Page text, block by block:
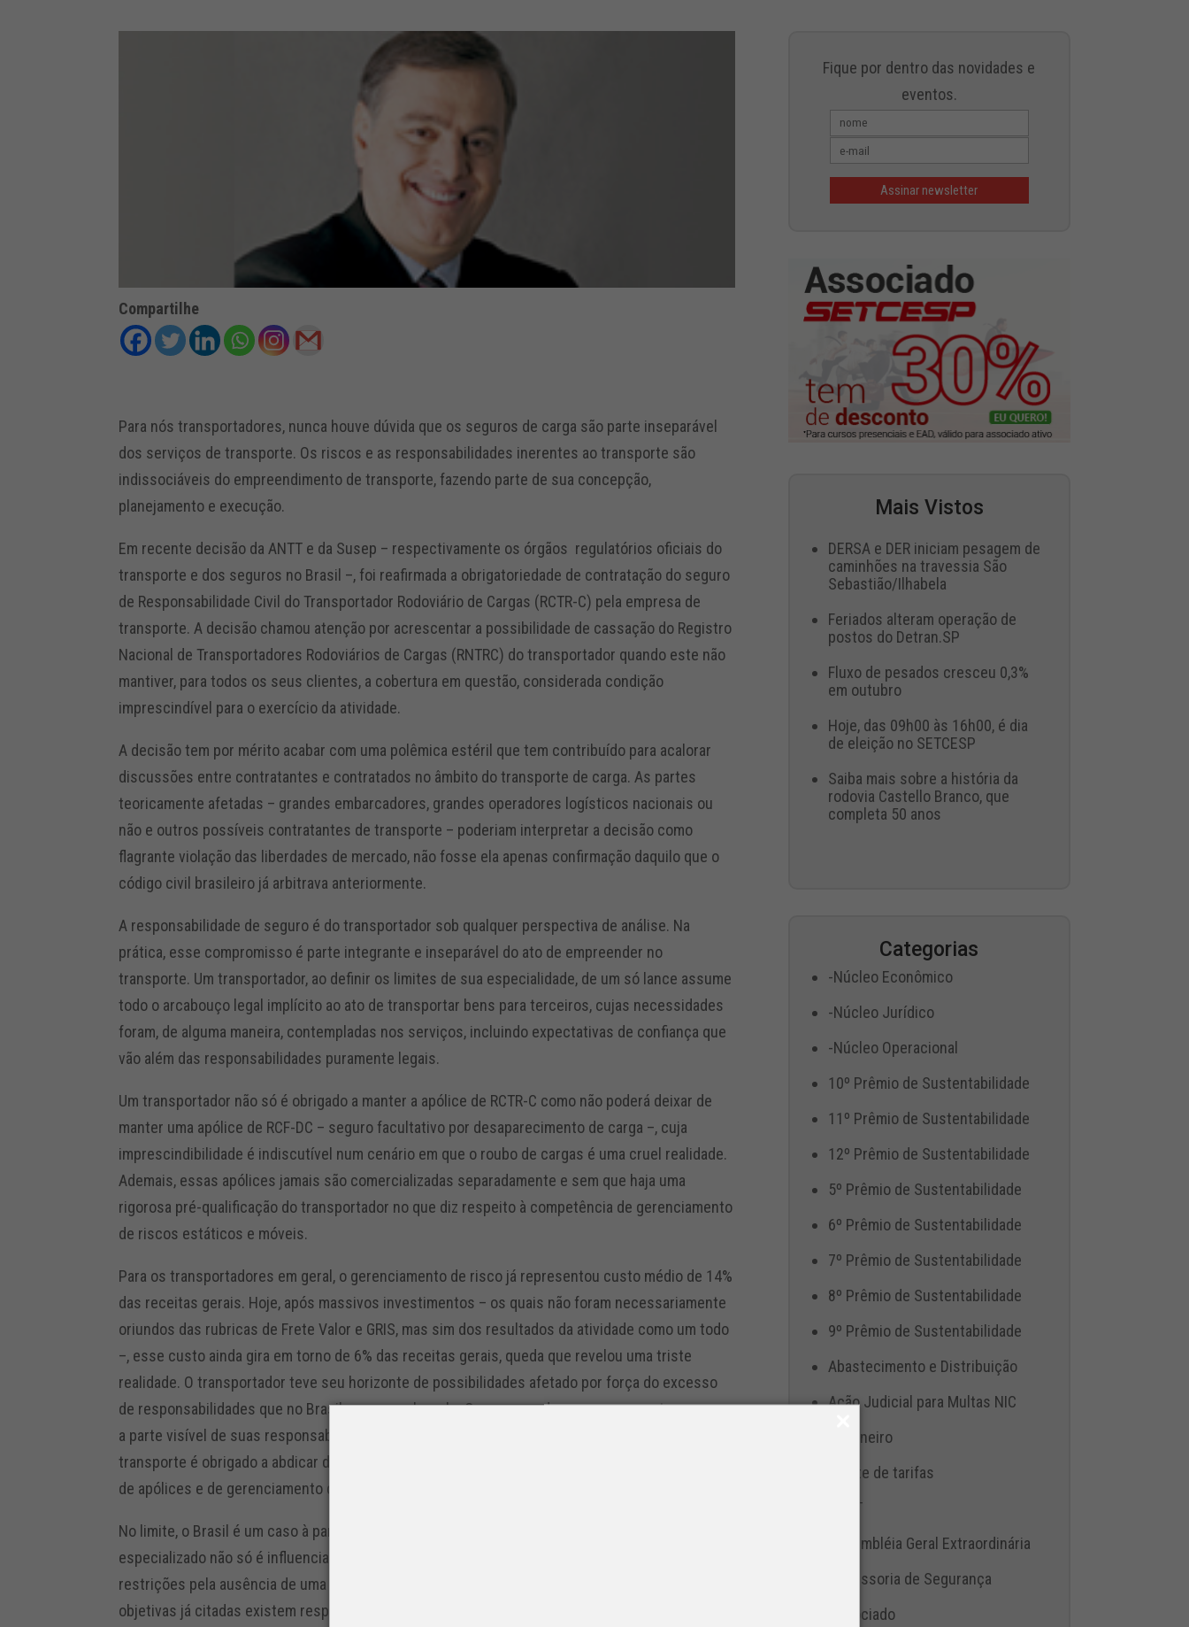
Compartilhe
Para nós transportadores, nunca houve dúvida que os seguros de carga são parte inseparável
dos serviços de transporte. Os riscos e as responsabilidades inerentes ao transporte são
indissociáveis do empreendimento de transporte, fazendo parte de sua concepção,
planejamento e execução.
Em recente decisão da ANTT e da Susep – respectivamente os órgãos regulatórios oficiais do
transporte e dos seguros no Brasil –, foi reafirmada a obrigatoriedade de contratação do seguro
de Responsabilidade Civil do Transportador Rodoviário de Cargas (RCTR-C) pela empresa de
transporte. A decisão chamou atenção por acrescentar a possibilidade de cassação do Registro
Nacional de Transportadores Rodoviários de Cargas (RNTRC) do transportador quando este não
mantiver, para todos os seus clientes, a cobertura em questão, considerada condição
imprescindível para o exercício da atividade.
A decisão tem por mérito acabar com uma polêmica estéril que tem contribuído para acalorar
discussões entre contratantes e contratados no âmbito do transporte de carga. As partes
teoricamente afetadas – grandes embarcadores, grandes operadores logísticos nacionais ou
não e outros possíveis contratantes de transporte – poderiam interpretar a decisão como
flagrante violação das liberdades de mercado, não fosse ela apenas confirmação daquilo que o
código civil brasileiro já arbitrava anteriormente.
A responsabilidade de seguro é do transportador sob qualquer perspectiva de análise. Na
prática, esse compromisso é parte integrante e inseparável do ato de empreender no
transporte. Um transportador, ao definir os limites de sua especialidade, de um só lance assume
todo o arcabouço legal implícito ao ato de transportar bens para terceiros, cujas necessidades
foram, de alguma maneira, contempladas nos serviços, incluindo expectativas de confiança que
vão além das responsabilidades puramente legais.
Um transportador não só é obrigado a manter a apólice de RCTR-C como não poderá deixar de
manter uma apólice de RCF-DC – seguro facultativo por desaparecimento de carga –, cuja
imprescindibilidade é indiscutível num cenário em que o roubo de cargas é uma cruel realidade.
Ademais, essas apólices jamais são comercializadas separadamente e sem que haja uma
rigorosa pré-qualificação do transportador no que diz respeito à competência de gerenciamento
de riscos estáticos e móveis.
Para os transportadores em geral, o gerenciamento de risco já representou custo médio de 14%
das receitas gerais. Hoje, após massivos investimentos – os quais não foram necessariamente
oriundos das rubricas de Frete Valor e GRIS, mas sim dos resultados da atividade como um todo
–, esse custo ainda gira em torno de 6% das receitas gerais, queda que revelou uma triste
realidade. O transportador teve seu horizonte de possibilidades afetado por força do excesso
de responsabilidades que no Brasil recaem sobre ele. Os seguros de carga representam apenas
a parte visível de suas responsabilidades objetivas, pois, na prática, o empreendedor de
transporte é obrigado a abdicar do transporte de certos produtos para se adaptar a restrições
de apólices e de gerenciamento de risco.
No limite, o Brasil é um caso à parte, pois a concepção de um modelo de transporte
especializado não só é influenciado por fatores puramente mercadológicos, mas também sofre
restrições pela ausência de uma segurança pública eficiente. Além das responsabilidades
objetivas já citadas existem responsabilidades difusas que, por vezes, ultrapassam as
Fique por dentro das novidades e
eventos.
Mais Vistos
DERSA e DER iniciam pesagem de
caminhões na travessia São
Sebastião/Ilhabela
Feriados alteram operação de
postos do Detran.SP
Fluxo de pesados cresceu 0,3%
em outubro
Hoje, das 09h00 às 16h00, é dia
de eleição no SETCESP
Saiba mais sobre a história da
rodovia Castello Branco, que
completa 50 anos
Categorias
-Núcleo Econômico
-Núcleo Jurídico
-Núcleo Operacional
10º Prêmio de Sustentabilidade
11º Prêmio de Sustentabilidade
12º Prêmio de Sustentabilidade
5º Prêmio de Sustentabilidade
6º Prêmio de Sustentabilidade
7º Prêmio de Sustentabilidade
8º Prêmio de Sustentabilidade
9º Prêmio de Sustentabilidade
Abastecimento e Distribuição
Ação Judicial para Multas NIC
Aduaneiro
Ajuste de tarifas
ANTT
Assembléia Geral Extraordinária
Assessoria de Segurança
Associado